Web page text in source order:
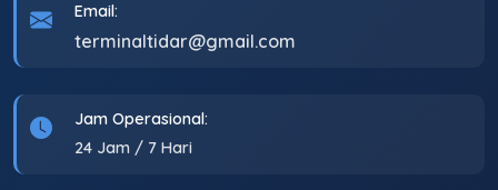
Email:
terminaltidar@gmail.com
Jam Operasional:
24 Jam / 7 Hari